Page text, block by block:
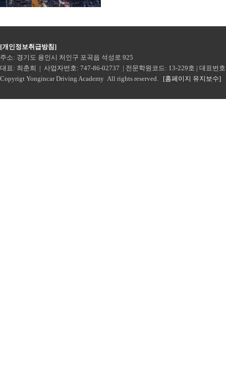
[개인정보취급방침]
주소: 경기도 용인시 처인구 포곡읍 석성로 925
대표: 최춘희 | 사업자번호: 747-86-02737 | 전문학원코드: 13-229호 | 대표번
Copyrigt Yongincar Driving Academy All rights reserved. [홈페이지 유지보수]